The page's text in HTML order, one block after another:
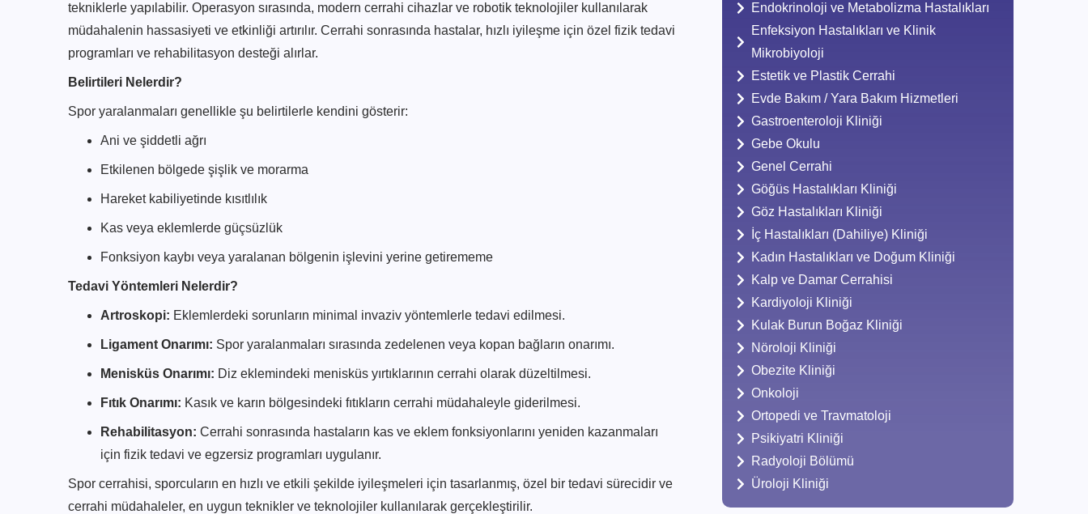
tekniklerle yapılabilir. Operasyon sırasında, modern cerrahi cihazlar ve robotik teknolojiler kullanılarak
müdahalenin hassasiyeti ve etkinliği artırılır. Cerrahi sonrasında hastalar, hızlı iyileşme için özel fizik tedavi
programları ve rehabilitasyon desteği alırlar.
Belirtileri Nelerdir?
Spor yaralanmaları genellikle şu belirtilerle kendini gösterir:
Ani ve şiddetli ağrı
Etkilenen bölgede şişlik ve morarma
Hareket kabiliyetinde kısıtlılık
Kas veya eklemlerde güçsüzlük
Fonksiyon kaybı veya yaralanan bölgenin işlevini yerine getirememe
Tedavi Yöntemleri Nelerdir?
Artroskopi: Eklemlerdeki sorunların minimal invaziv yöntemlerle tedavi edilmesi.
Ligament Onarımı: Spor yaralanmaları sırasında zedelenen veya kopan bağların onarımı.
Menisküs Onarımı: Diz eklemindeki menisküs yırtıklarının cerrahi olarak düzeltilmesi.
Fıtık Onarımı: Kasık ve karın bölgesindeki fıtıkların cerrahi müdahaleyle giderilmesi.
Rehabilitasyon: Cerrahi sonrasında hastaların kas ve eklem fonksiyonlarını yeniden kazanmaları
için fizik tedavi ve egzersiz programları uygulanır.
Spor cerrahisi, sporcuların en hızlı ve etkili şekilde iyileşmeleri için tasarlanmış, özel bir tedavi sürecidir ve
cerrahi müdahaleler, en uygun teknikler ve teknolojiler kullanılarak gerçekleştirilir.
Endokrinoloji ve Metabolizma Hastalıkları
Enfeksiyon Hastalıkları ve Klinik
Mikrobiyoloji
Estetik ve Plastik Cerrahi
Evde Bakım / Yara Bakım Hizmetleri
Gastroenteroloji Kliniği
Gebe Okulu
Genel Cerrahi
Göğüs Hastalıkları Kliniği
Göz Hastalıkları Kliniği
İç Hastalıkları (Dahiliye) Kliniği
Kadın Hastalıkları ve Doğum Kliniği
Kalp ve Damar Cerrahisi
Kardiyoloji Kliniği
Kulak Burun Boğaz Kliniği
Nöroloji Kliniği
Obezite Kliniği
Onkoloji
Ortopedi ve Travmatoloji
Psikiyatri Kliniği
Radyoloji Bölümü
Üroloji Kliniği